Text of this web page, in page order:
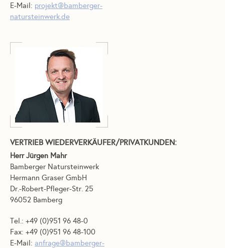
E-Mail: projekt@bamberger-
natursteinwerk.de
VERTRIEB WIEDERVERKÄUFER/PRIVATKUNDEN:
Herr Jürgen Mahr
Bamberger Natursteinwerk
Hermann Graser GmbH
Dr.-Robert-Pfleger-Str. 25
96052 Bamberg
Tel.: +49 (0)951 96 48-0
Fax: +49 (0)951 96 48-100
E-Mail: anfrage@bamberger-